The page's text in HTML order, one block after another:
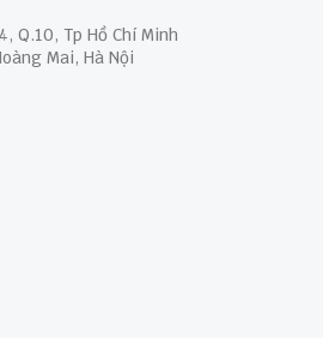
Q.10, Tp Hồ Chí Minh
Mai, Hà Nội